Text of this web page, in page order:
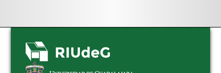
Skip
navigation